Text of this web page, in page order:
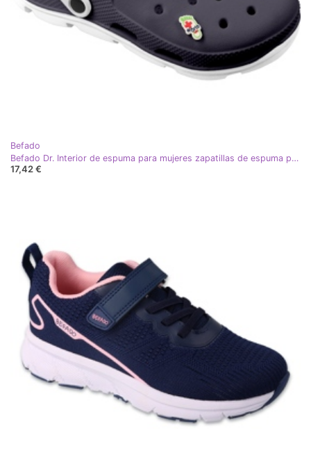
Befado
Befado Dr. Interior de espuma para mujeres zapatillas de espuma para mujeres 154M304 azul marino
17,42 €